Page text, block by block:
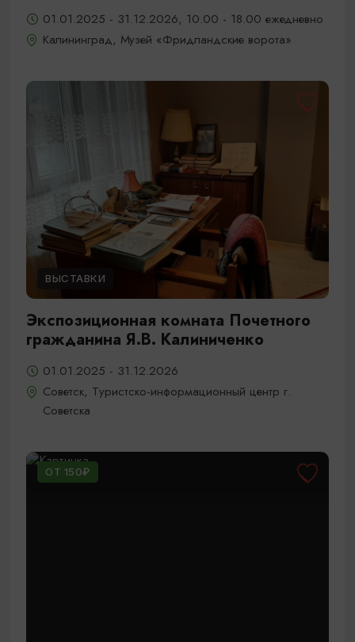
01.01.2025 - 31.12.2026, 10.00 - 18.00 ежедневно
Калининград, Музей «Фридландские ворота»
ВЫСТАВКИ
Экспозиционная комната Почетного
гражданина Я.В. Калиниченко
01.01.2025 - 31.12.2026
Советск, Туристско-информационный центр г.
Советска
ОТ 150₽